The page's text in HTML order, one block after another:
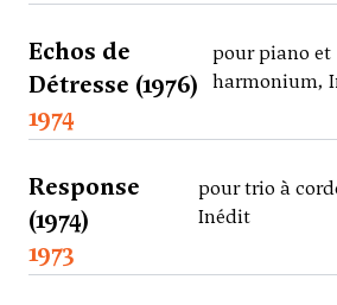
Echos de
Détresse (1976)
pour piano et
harmonium,
1974
Response
(1974)
pour trio à
Inédit
1973